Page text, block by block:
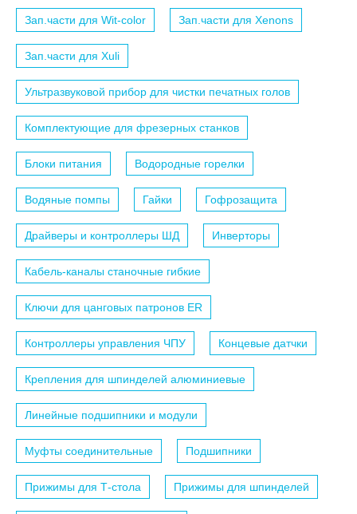
Зап.части для Wit-color Зап.части для Xenons
Зап.части для Xuli
Ультразвуковой прибор для чистки печатных голов
Комплектующие для фрезерных станков
Блоки питания Водородные горелки
Водяные помпы Гайки Гофрозащита
Драйверы и контроллеры ШД Инверторы
Кабель-каналы станочные гибкие
Ключи для цанговых патронов ER
Контроллеры управления ЧПУ Концевые датчки
Крепления для шпинделей алюминиевые
Линейные подшипники и модули
Муфты соединительные Подшипники
Прижимы для Т-стола Прижимы для шпинделей